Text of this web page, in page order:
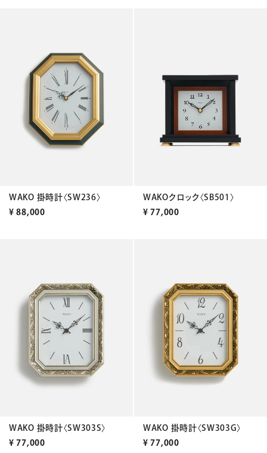
WAKO 掛時計〈SW236〉
¥ 88,000
WAKOクロック〈SB501〉
¥ 77,000
WAKO 掛時計〈SW303S〉
¥ 77,000
WAKO 掛時計〈SW303G〉
¥ 77,000